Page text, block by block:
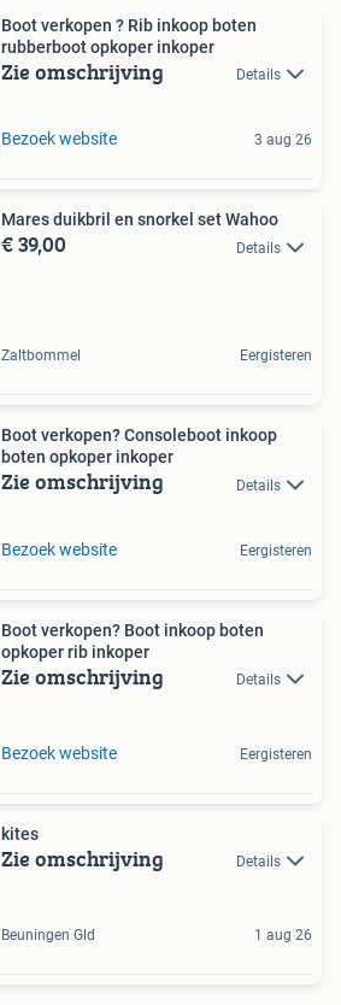
Boot verkopen ? Rib inkoop boten
rubberboot opkoper inkoper
Zie omschrijving Details
Bezoek website 3 aug 26
Mares duikbril en snorkel set Wahoo
€ 39,00 Details
Zaltbommel Eergisteren
Boot verkopen? Consoleboot inkoop
boten opkoper inkoper
Zie omschrijving Details
Bezoek website Eergisteren
Boot verkopen? Boot inkoop boten
opkoper rib inkoper
Zie omschrijving Details
Bezoek website Eergisteren
kites
Zie omschrijving Details
Beuningen Gld 1 aug 26